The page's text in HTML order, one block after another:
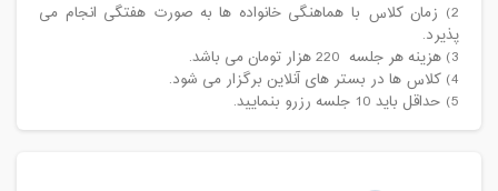
2) زمان کلاس با هماهنگی خانواده ها به صورت هفتگی انجام می
پذیرد.
3) هزینه هر جلسه 220 هزار تومان می باشد.
4) کلاس ها در بستر های آنلاین برگزار می شود.
5) حداقل باید 10 جلسه رزرو بنمایید.